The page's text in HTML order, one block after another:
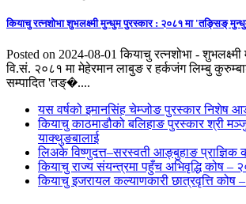
कियाचु रत्नशाेभा शुभलक्ष्मी मुन्धुम पुरस्कार : २०८१ मा 'तङ्सिङ्
Posted on 2024-08-01 कियाचु रत्नशोभा -
वि.सं. २०८१ मा मेहेरमान लाबुङ र हर्कजंग लिम्बु
सम्पादित 'तङ्�....
यस वर्षको इमानसिंह चेम्जोङ पुरस्कार निशेष
कियाचु काठमाडौको बलिहाङ पुरस्कार श्री
याक्थुङबालाई
लिअके विष्णुदत्त–सरस्वती आङ्बुहाङ
कियाचु राज्य संयन्त्रमा पहुँच अभिवृद्धि कोष –
कियाचु इजरायल कल्याणकारी छात्रवृत्ति कोष